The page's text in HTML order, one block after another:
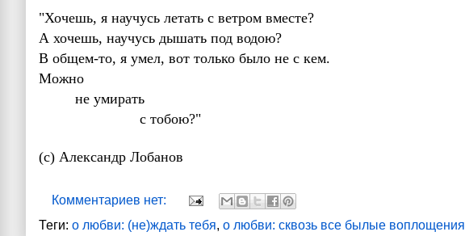
"Хочешь, я научусь летать с ветром вместе?
А хочешь, научусь дышать под водою?
В общем-то, я умел, вот только было не с кем.
Можно
не умирать
с тобою?"
(с) Александр Лобанов
Комментариев нет:
Теги: о любви: (не)ждать тебя, о любви: сквозь все былые воплощения